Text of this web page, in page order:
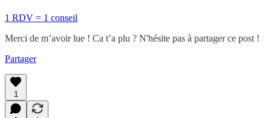
1 RDV = 1 conseil
Merci de m’avoir lue ! Ca t’a plu ? N'hésite pas à partager ce post !
Partager
1